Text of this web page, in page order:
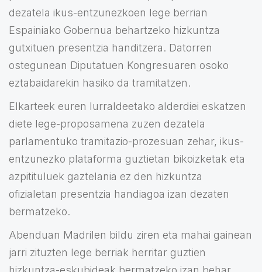
dezatela ikus-entzunezkoen lege berrian
Espainiako Gobernua behartzeko hizkuntza
gutxituen presentzia handitzera. Datorren
ostegunean Diputatuen Kongresuaren osoko
eztabaidarekin hasiko da tramitatzen.
Elkarteek euren lurraldeetako alderdiei eskatzen
diete lege-proposamena zuzen dezatela
parlamentuko tramitazio-prozesuan zehar, ikus-
entzunezko plataforma guztietan bikoizketak eta
azpitituluek gaztelania ez den hizkuntza
ofizialetan presentzia handiagoa izan dezaten
bermatzeko.
Abenduan Madrilen bildu ziren eta mahai gainean
jarri zituzten lege berriak herritar guztien